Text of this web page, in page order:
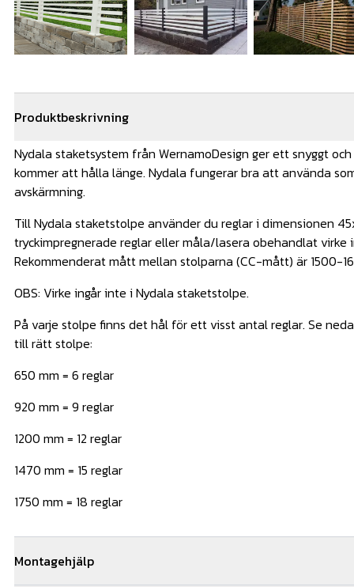
Produktbeskrivning
Nydala staketsystem från WernamoDesign ger ett snyggt
kommer att hålla länge. Nydala fungerar bra att använda
avskärmning.
Till Nydala staketstolpe använder du reglar i dimensionen
tryckimpregnerade reglar eller måla/lasera obehandlat virke
Rekommenderat mått mellan stolparna (CC-mått) är 1500-
OBS: Virke ingår inte i Nydala staketstolpe.
På varje stolpe finns det hål för ett visst antal reglar. Se
till rätt stolpe:
650 mm = 6 reglar
920 mm = 9 reglar
1200 mm = 12 reglar
1470 mm = 15 reglar
1750 mm = 18 reglar
Montagehjälp